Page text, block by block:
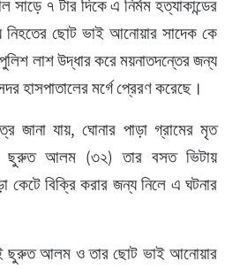
৭ টার দিকে এ নির্মম হত্যাকান্ডের
নিহতের ছোট ভাই আনোয়ার সাদেক কে
লাশ উদ্ধার করে ময়নাতদন্তের জন্য
হাসপাতালের মর্গে প্রেরণ করেছে।
জানা যায়, ঘোনার পাড়া গ্রামের মৃত
ছুরুত আলম (৩২) তার বসত ভিটায়
বিক্রি করার জন্য নিলে এ ঘটনার
ছুরুত আলম ও তার ছোট ভাই আনোয়ার